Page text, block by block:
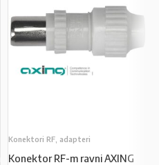
Konektori RF, adapteri
Konektor RF-m ravni AXING